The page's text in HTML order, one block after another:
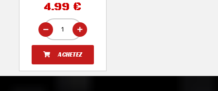
Bandelette Thermique
(5 x 300 mm)
COOLING SOLUTIONS
4.99 €
ACHETEZ